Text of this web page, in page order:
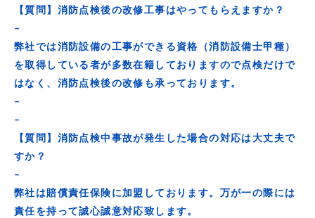
【質問】消防点検後の改修工事はやってもらえますか？
–
弊社では消防設備の工事ができる資格（消防設備士甲種）
を取得している者が多数在籍しておりますので点検だけで
はなく、消防点検後の改修も承っております。
–
–
【質問】消防点検中事故が発生した場合の対応は大丈夫で
すか？
–
弊社は賠償責任保険に加盟しております。万が一の際には
責任を持って誠心誠意対応致します。